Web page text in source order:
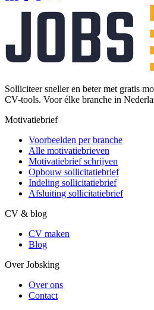
Solliciteer sneller en beter met gratis
CV-tools. Voor élke branche in
Motivatiebrief
Voorbeelden per branche
Alle motivatiebrieven
Motivatiebrief schrijven
Opbouw sollicitatiebrief
Indeling sollicitatiebrief
Afsluiting sollicitatiebrief
CV & blog
CV maken
Blog
Over Jobsking
Over ons
Contact